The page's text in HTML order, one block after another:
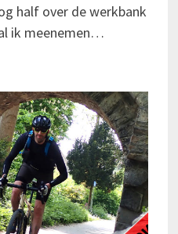
half over de werkbank
ik meenemen…